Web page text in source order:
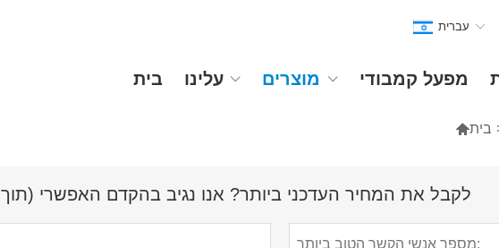
בית עלינו מוצרים מפעל קמבודי
עברית
בית
לקבל את המחיר העדכני ביותר? אנו נגיב בהקדם האפשרי (תוך 12 שעות)